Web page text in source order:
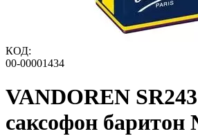
КОД:
00-00001434
VANDOREN
саксофон баритон